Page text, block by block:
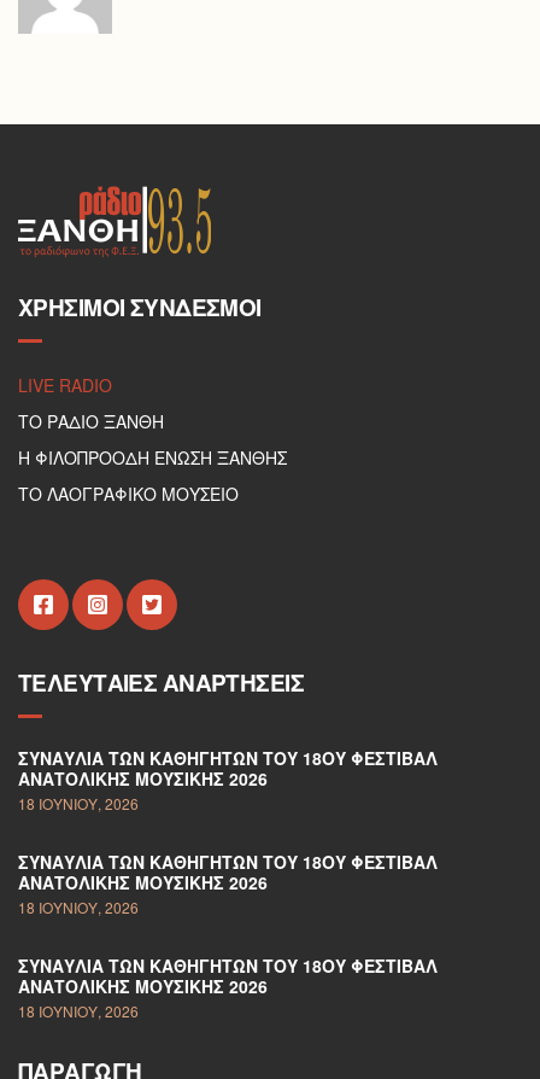
ΧΡΉΣΙΜΟΙ ΣΎΝΔΕΣΜΟΙ
LIVE RADIO
ΤΟ ΡΑΔΙΟ ΞΑΝΘΗ
Η ΦΙΛΟΠΡΟΟΔΗ ΕΝΩΣΗ ΞΑΝΘΗΣ
ΤΟ ΛΑΟΓΡΑΦΙΚΟ ΜΟΥΣΕΙΟ
ΤΕΛΕΥΤΑΊΕΣ ΑΝΑΡΤΉΣΕΙΣ
ΣΥΝΑΥΛΊΑ ΤΩΝ ΚΑΘΗΓΗΤΏΝ ΤΟΥ 18ΟΥ ΦΕΣΤΙΒΆΛ
ΑΝΑΤΟΛΙΚΉΣ ΜΟΥΣΙΚΉΣ 2026
18 ΙΟΥΝΊΟΥ, 2026
ΣΥΝΑΥΛΊΑ ΤΩΝ ΚΑΘΗΓΗΤΏΝ ΤΟΥ 18ΟΥ ΦΕΣΤΙΒΆΛ
ΑΝΑΤΟΛΙΚΉΣ ΜΟΥΣΙΚΉΣ 2026
18 ΙΟΥΝΊΟΥ, 2026
ΣΥΝΑΥΛΊΑ ΤΩΝ ΚΑΘΗΓΗΤΏΝ ΤΟΥ 18ΟΥ ΦΕΣΤΙΒΆΛ
ΑΝΑΤΟΛΙΚΉΣ ΜΟΥΣΙΚΉΣ 2026
18 ΙΟΥΝΊΟΥ, 2026
ΠΑΡΑΓΩΓΉ